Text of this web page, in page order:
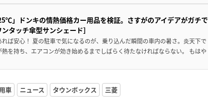
」ドンキの情熱価格カー用品を検証。さすがのアイデアがガチで
タッチ傘型サンシェード］
ば安心！ 夏の駐車で気になるのが、乗り込んだ瞬間の車内の暑さ。炎天下で
を持ち、エアコンが効き始めるまでしばらく待たなければならない。 もはや
車 ニュース タウンボックス 三菱